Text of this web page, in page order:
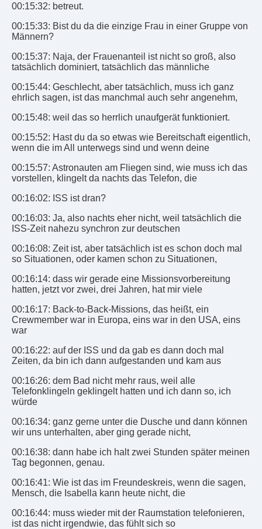
00:15:32: betreut.
00:15:33: Bist du da die einzige Frau in einer Gruppe von
Männern?
00:15:37: Naja, der Frauenanteil ist nicht so groß, also
tatsächlich dominiert, tatsächlich das männliche
00:15:44: Geschlecht, aber tatsächlich, muss ich ganz
ehrlich sagen, ist das manchmal auch sehr angenehm,
00:15:48: weil das so herrlich unaufgerät funktioniert.
00:15:52: Hast du da so etwas wie Bereitschaft eigentlich,
wenn die im All unterwegs sind und wenn deine
00:15:57: Astronauten am Fliegen sind, wie muss ich das
vorstellen, klingelt da nachts das Telefon, die
00:16:02: ISS ist dran?
00:16:03: Ja, also nachts eher nicht, weil tatsächlich die
ISS-Zeit nahezu synchron zur deutschen
00:16:08: Zeit ist, aber tatsächlich ist es schon doch mal
so Situationen, oder kamen schon zu Situationen,
00:16:14: dass wir gerade eine Missionsvorbereitung
hatten, jetzt vor zwei, drei Jahren, hat mir viele
00:16:17: Back-to-Back-Missions, das heißt, ein
Crewmember war in Europa, eins war in den USA, eins
war
00:16:22: auf der ISS und da gab es dann doch mal
Zeiten, da bin ich dann aufgestanden und kam aus
00:16:26: dem Bad nicht mehr raus, weil alle
Telefonklingeln geklingelt hatten und ich dann so, ich
würde
00:16:34: ganz gerne unter die Dusche und dann können
wir uns unterhalten, aber ging gerade nicht,
00:16:38: dann habe ich halt zwei Stunden später meinen
Tag begonnen, genau.
00:16:41: Wie ist das im Freundeskreis, wenn die sagen,
Mensch, die Isabella kann heute nicht, die
00:16:44: muss wieder mit der Raumstation telefonieren,
ist das nicht irgendwie, das fühlt sich so